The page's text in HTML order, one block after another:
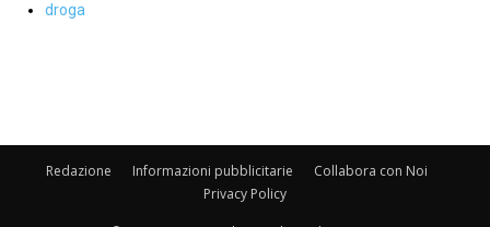
droga
Redazione Informazioni pubblicitarie
Collabora con Noi
Privacy Policy